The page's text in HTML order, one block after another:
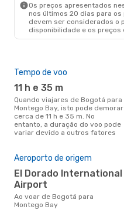
Os preços apresentados
nos últimos 20 dias para
devem ser considerados o
disponibilidade e os
Tempo de voo
11 h e 35 m
Quando viajares de Bogotá para
Montego Bay, isto pode demorar
cerca de 11 h e 35 m. No
entanto, a duração do voo pode
variar devido a outros fatores
Aeroporto de origem
El Dorado International
Airport
Ao voar de Bogotá para
Montego Bay